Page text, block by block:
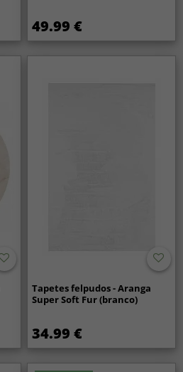
49.99 €
Tapetes felpudos - Aranga
Super Soft Fur (branco)
34.99 €